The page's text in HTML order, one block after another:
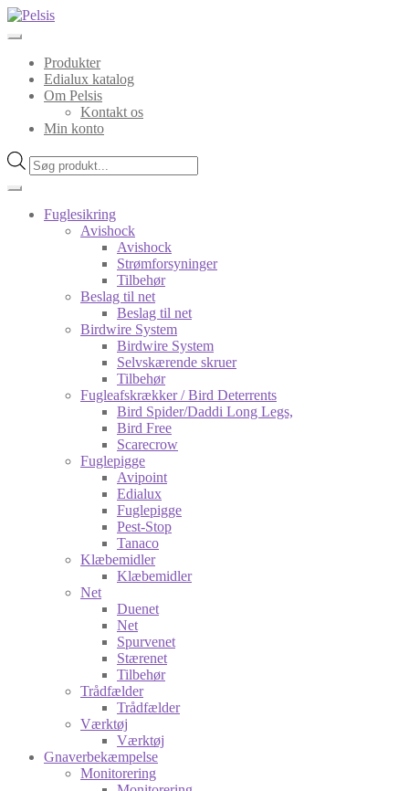
Spring
Spring
Produkter
Edialux katalog
Om Pelsis
Kontakt os
Min konto
Products
search
Fuglesikring
Avishock
Avishock
Strømforsyninger
Tilbehør
Beslag til net
Beslag til net
Birdwire System
Birdwire System
Selvskærende skruer
Tilbehør
Fugleafskrækker / Bird Deterrents
Bird Spider/Daddi Long Legs,
Bird Free
Scarecrow
Fuglepigge
Avipoint
Edialux
Fuglepigge
Pest-Stop
Tanaco
Klæbemidler
Klæbemidler
Net
Duenet
Net
Spurvenet
Stærenet
Tilbehør
Trådfælder
Trådfælder
Værktøj
Værktøj
Gnaverbekæmpelse
Monitorering